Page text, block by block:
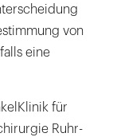
von
eine
für
Ruhr-